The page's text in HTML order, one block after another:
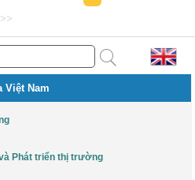
>>
Việt Nam
Phát triển thị trường